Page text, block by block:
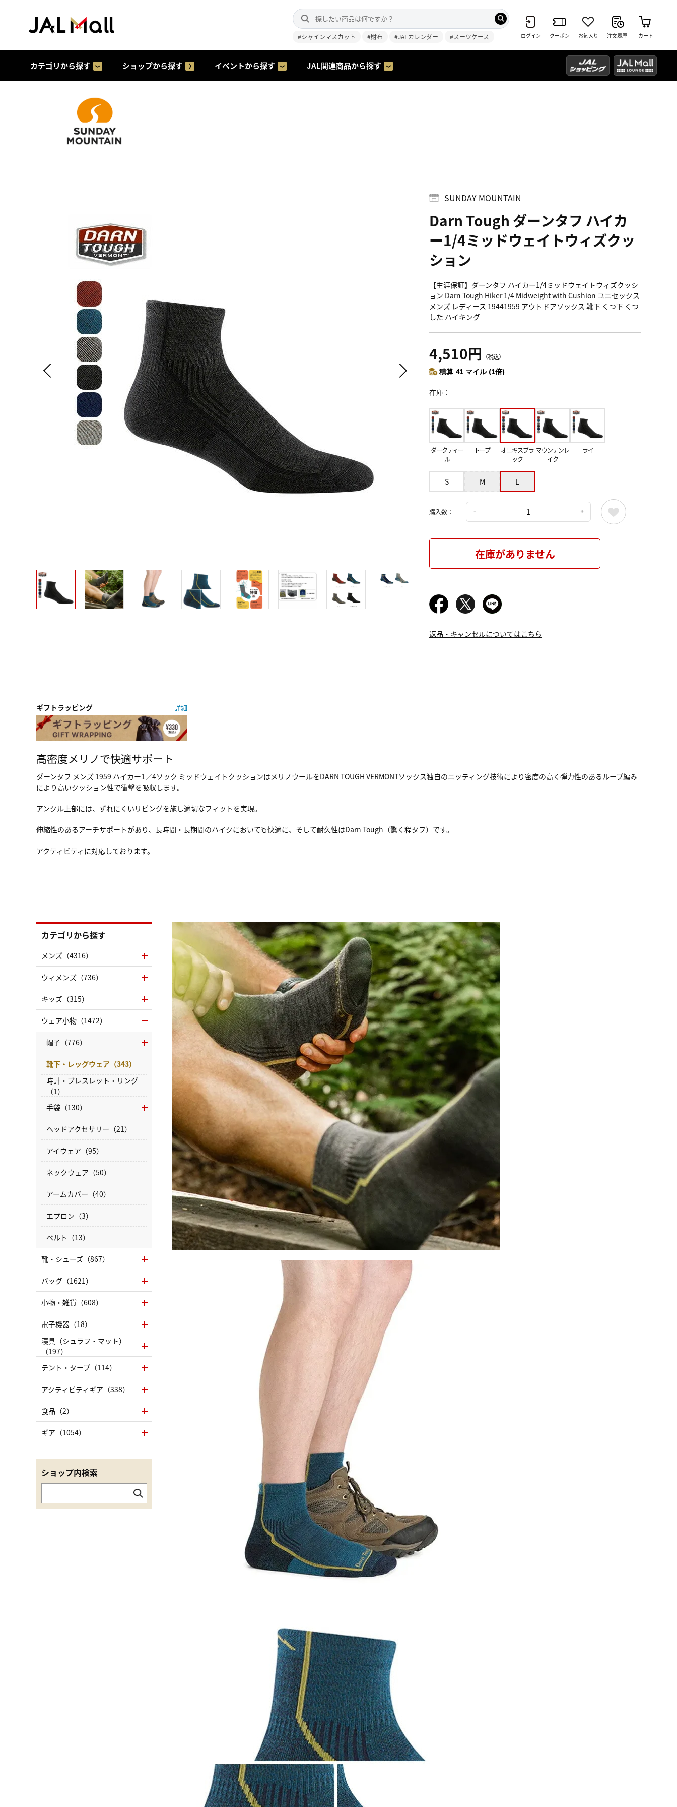
#シャインマスカット #財布 #JALカレンダー #スーツケース ログイン クーポン お気入り 注文履歴 カート
カテゴリから探す ショップから探す イベントから探す JAL関連商品から探す
SUNDAY MOUNTAIN
Darn Tough ダーンタフ ハイカ
ー1/4ミッドウェイトウィズクッ
ション
【生涯保証】ダーンタフ ハイカー1/4ミッドウェイトウィズクッシ
ョン Darn Tough Hiker 1/4 Midweight with Cushion ユニセックス
メンズ レディース 19441959 アウトドアソックス 靴下 くつ下 くつ
した ハイキング
4,510円 （税込）
積算 41 マイル (1倍)
在庫
ダークティー
ル
トープ
オニキスブラ
ック
マウンテンレ
イク
ライ
S M L
購入数：
在庫がありません
返品・キャンセルについてはこちら
ギフトラッピング 詳細
高密度メリノで快適サポート
ダーンタフ メンズ 1959 ハイカー1／4ソック ミッドウェイトクッションはメリノウールをDARN TOUGH VERMONTソックス独自のニッティング技術により密度の高く弾力性のあるループ編み
により高いクッション性で衝撃を吸収します。
アンクル上部には、ずれにくいリビングを施し適切なフィットを実現。
伸縮性のあるアーチサポートがあり、長時間・長期間のハイクにおいても快適に、そして耐久性はDarn Tough（驚く程タフ）です。
アクティビティに対応しております。
カテゴリから探す
メンズ（4316）
ウィメンズ（736）
キッズ（315）
ウェア小物（1472）
帽子（776）
靴下・レッグウェア（343）
時計・ブレスレット・リング
（1）
手袋（130）
ヘッドアクセサリー（21）
アイウェア（95）
ネックウェア（50）
アームカバー（40）
エプロン（3）
ベルト（13）
靴・シューズ（867）
バッグ（1621）
小物・雑貨（608）
電子機器（18）
寝具（シュラフ・マット）
（197）
テント・タープ（114）
アクティビティギア（338）
食品（2）
ギア（1054）
ショップ内検索